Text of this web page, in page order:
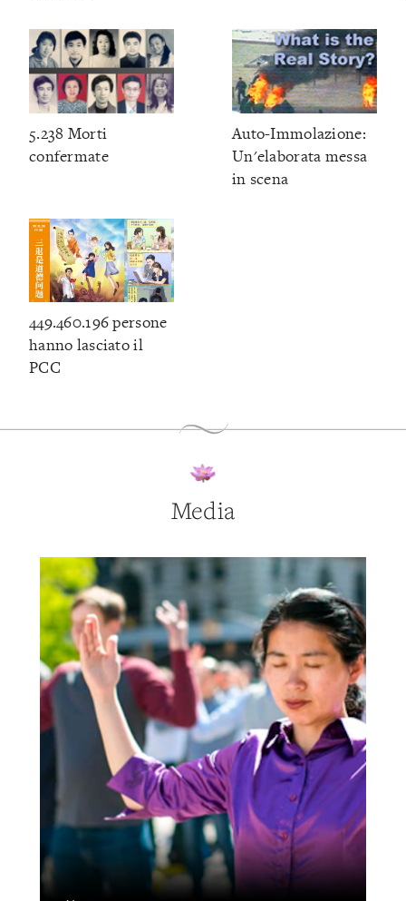
5.238 Morti
confermate
Auto-Immolazione:
Un'elaborata messa
in scena
449.460.196 persone
hanno lasciato il
PCC
Media